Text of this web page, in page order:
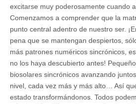
excitarse muy poderosamente cuando
Comenzamos a comprender que la
punto central adentro de nuestro ser.
pena que se mantengan despiertos,
más patrones numéricos sincrónicos,
no los haya descubierto antes!
biosolares sincrónicos avanzando
nivel, cada vez más y más alto… Así
estado transformándonos. Todos